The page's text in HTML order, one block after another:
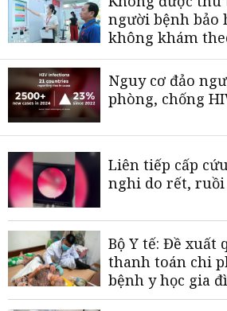
người bệnh bảo
không khám
Nguy cơ đảo
phòng, chống
Liên tiếp cấp
nghi do rết,
Bộ Y tế: Đề xuất
thanh toán chi
bệnh y học gia